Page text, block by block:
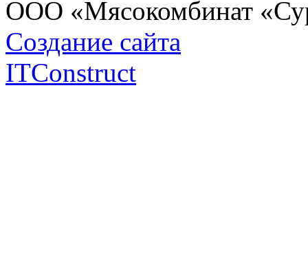
ООО «Мясокомбинат
Создание сайта
ITConstruct